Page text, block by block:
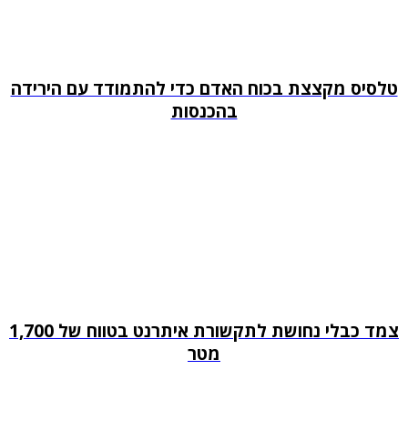
טלסיס מקצצת בכוח האדם כדי להתמודד עם הירידה
בהכנסות
צמד כבלי נחושת לתקשורת איתרנט בטווח של 1,700
מטר